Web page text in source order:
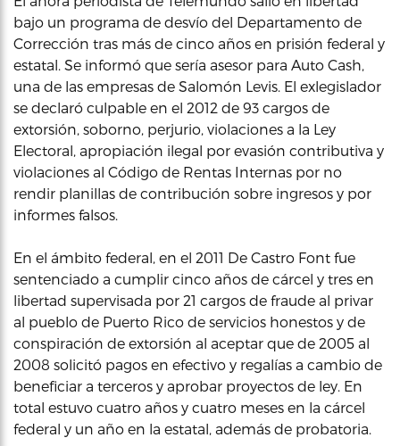
bajo un programa de desvío del Departamento de
Corrección tras más de cinco años en prisión federal y
estatal. Se informó que sería asesor para Auto Cash,
una de las empresas de Salomón Levis. El exlegislador
se declaró culpable en el 2012 de 93 cargos de
extorsión, soborno, perjurio, violaciones a la Ley
Electoral, apropiación ilegal por evasión contributiva y
violaciones al Código de Rentas Internas por no
rendir planillas de contribución sobre ingresos y por
informes falsos.
En el ámbito federal, en el 2011 De Castro Font fue
sentenciado a cumplir cinco años de cárcel y tres en
libertad supervisada por 21 cargos de fraude al privar
al pueblo de Puerto Rico de servicios honestos y de
conspiración de extorsión al aceptar que de 2005 al
2008 solicitó pagos en efectivo y regalías a cambio de
beneficiar a terceros y aprobar proyectos de ley. En
total estuvo cuatro años y cuatro meses en la cárcel
federal y un año en la estatal, además de probatoria.